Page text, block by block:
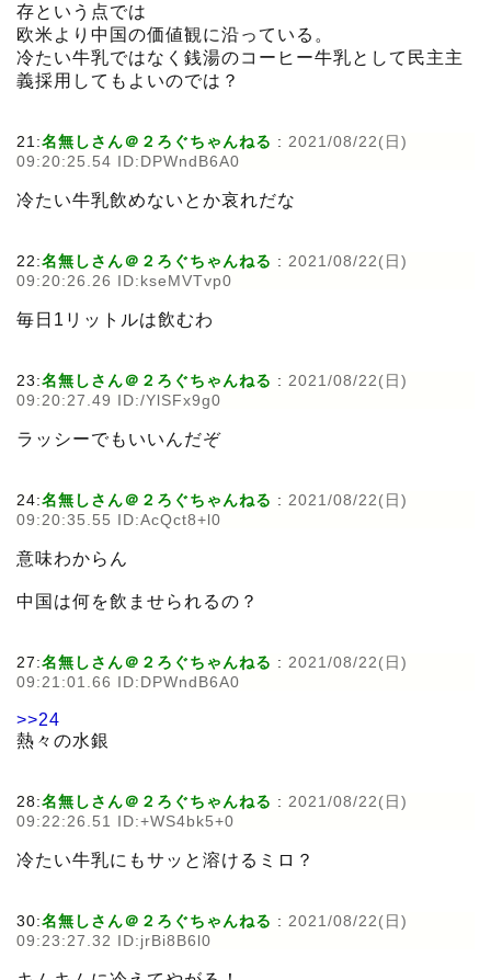
存という点では
欧米より中国の価値観に沿っている。
冷たい牛乳ではなく銭湯のコーヒー牛乳として民主主
義採用してもよいのでは？
21:名無しさん＠２ろぐちゃんねる : 2021/08/22(日)
09:20:25.54 ID:DPWndB6A0
冷たい牛乳飲めないとか哀れだな
22:名無しさん＠２ろぐちゃんねる : 2021/08/22(日)
09:20:26.26 ID:kseMVTvp0
毎日1リットルは飲むわ
23:名無しさん＠２ろぐちゃんねる : 2021/08/22(日)
09:20:27.49 ID:/YlSFx9g0
ラッシーでもいいんだぞ
24:名無しさん＠２ろぐちゃんねる : 2021/08/22(日)
09:20:35.55 ID:AcQct8+l0
意味わからん
中国は何を飲ませられるの？
27:名無しさん＠２ろぐちゃんねる : 2021/08/22(日)
09:21:01.66 ID:DPWndB6A0
>>24
熱々の水銀
28:名無しさん＠２ろぐちゃんねる : 2021/08/22(日)
09:22:26.51 ID:+WS4bk5+0
冷たい牛乳にもサッと溶けるミロ？
30:名無しさん＠２ろぐちゃんねる : 2021/08/22(日)
09:23:27.32 ID:jrBi8B6l0